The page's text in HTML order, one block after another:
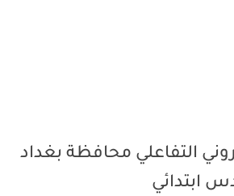
التفاعلي محافظة بغداد
ابتدائي